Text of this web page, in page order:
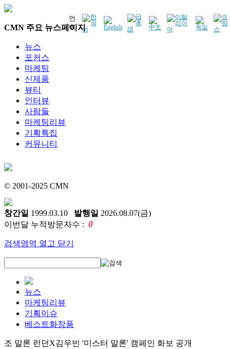
언
어
CMN 주요 뉴스페이지
뉴스
포커스
마케팅
신제품
뷰티
인터뷰
사람들
마케팅리뷰
기획특집
커뮤니티
© 2001-2025 CMN
창간일 1999.03.10 발행일 2026.08.07(금)
이번달 누적방문자수 : 0
검색영역 열고 닫기
뉴스
마케팅리뷰
기획이슈
베스트화장품
조 말론 런던X김우빈 '미스터 말론' 캠페인 화보 공개